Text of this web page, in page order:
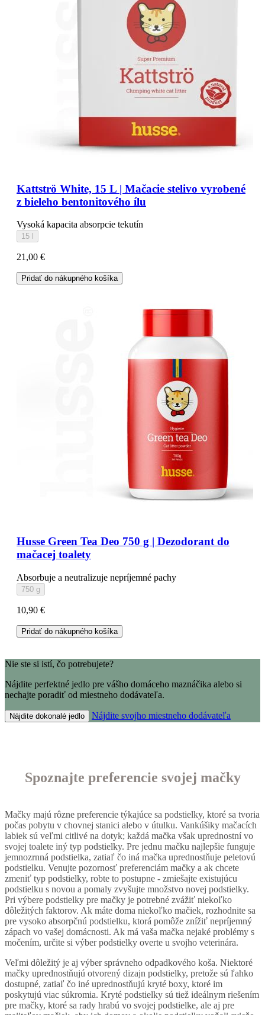
Kattströ White, 15 L | Mačacie stelivo vyrobené
z bieleho bentonitového ílu
Vysoká kapacita absorpcie tekutín
15 l
21,00 €
Pridať do nákupného košíka
Husse Green Tea Deo 750 g | Dezodorant do
mačacej toalety
Absorbuje a neutralizuje nepríjemné pachy
750 g
10,90 €
Pridať do nákupného košíka
Nie ste si istí, čo potrebujete?
Nájdite perfektné jedlo pre vášho domáceho maznáčika alebo si
nechajte poradiť od miestneho dodávateľa.
Nájdite dokonalé jedlo Nájdite svojho miestneho dodávateľa
Spoznajte preferencie svojej mačky
Mačky majú rôzne preferencie týkajúce sa podstielky, ktoré sa tvoria
počas pobytu v chovnej stanici alebo v útulku. Vankúšiky mačacích
labiek sú veľmi citlivé na dotyk; každá mačka však uprednostní vo
svojej toalete iný typ podstielky. Pre jednu mačku najlepšie funguje
jemnozrnná podstielka, zatiaľ čo iná mačka uprednostňuje peletovú
podstielku. Venujte pozornosť preferenciám mačky a ak chcete
zmeniť typ podstielky, robte to postupne - zmiešajte existujúcu
podstielku s novou a pomaly zvyšujte množstvo novej podstielky.
Pri výbere podstielky pre mačky je potrebné zvážiť niekoľko
dôležitých faktorov. Ak máte doma niekoľko mačiek, rozhodnite sa
pre vysoko absorpčnú podstielku, ktorá pomôže znížiť nepríjemný
zápach vo vašej domácnosti. Ak má vaša mačka nejaké problémy s
močením, určite si výber podstielky overte u svojho veterinára.
Veľmi dôležitý je aj výber správneho odpadkového koša. Niektoré
mačky uprednostňujú otvorený dizajn podstielky, pretože sú ľahko
dostupné, zatiaľ čo iné uprednostňujú kryté boxy, ktoré im
poskytujú viac súkromia. Kryté podstielky sú tiež ideálnym riešením
pre mačky, ktoré sa rady hrabú vo svojej podstielke, ale aj pre